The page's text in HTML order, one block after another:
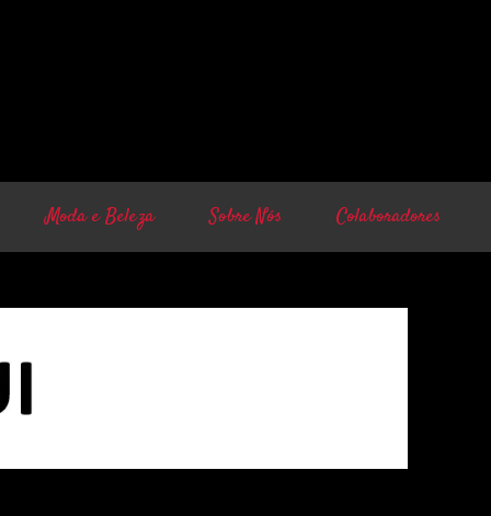
Moda e Beleza Sobre Nós Colaboradores